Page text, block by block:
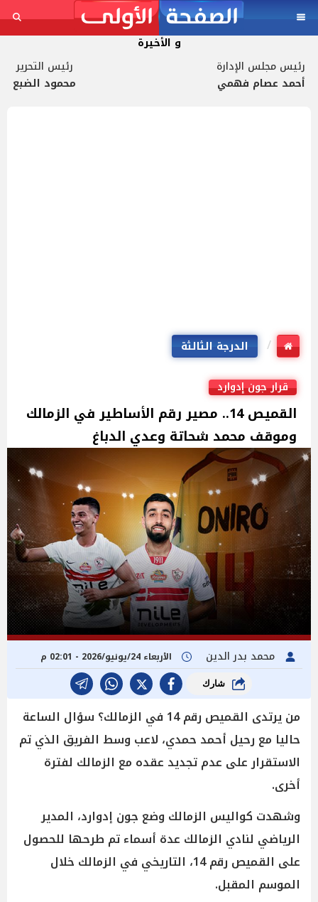
و الأخيرة
رئيس مجلس الإدارة
أحمد عصام فهمي
رئيس التحرير
محمود الضبع
الدرجة الثالثة
قرار جون إدوارد
القميص 14.. مصير رقم الأساطير في الزمالك
وموقف محمد شحاتة وعدي الدباغ
محمد بدر الدين الأربعاء 24/يونيو/2026 - 02:01 م
شارك
من يرتدى القميص رقم 14 في الزمالك؟ سؤال الساعة
حاليا مع رحيل أحمد حمدي، لاعب وسط الفريق الذي تم
الاستقرار على عدم تجديد عقده مع الزمالك لفترة
أخرى.
وشهدت كواليس الزمالك وضع جون إدوارد، المدير
الرياضي لنادي الزمالك عدة أسماء تم طرحها للحصول
على القميص رقم 14، التاريخي في الزمالك خلال
الموسم المقبل.